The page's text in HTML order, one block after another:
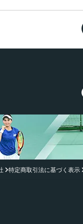
特定商取引法に基づく表示